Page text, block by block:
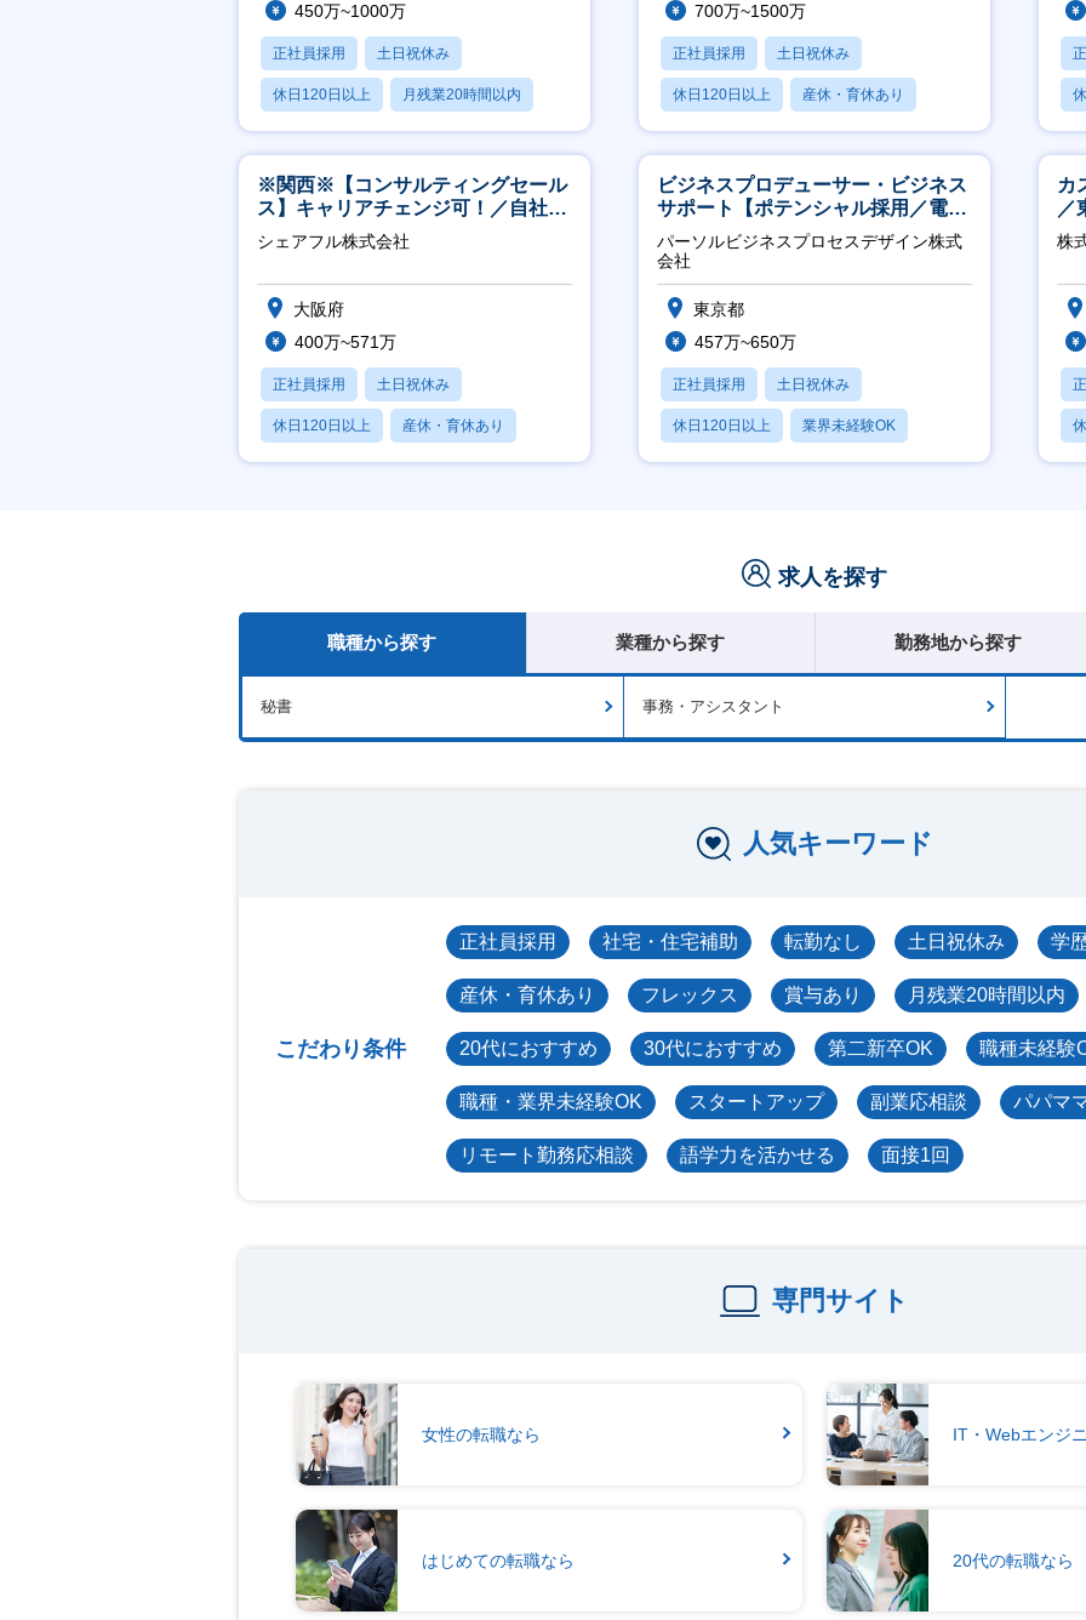
450万~1000万
正社員採用 土日祝休み
休日120日以上 月残業20時間以内
賞与あり
700万~1500万
正社員採用 土日祝休み
休日120日以上 産休・育休あり
賞与あり
※関西※【コンサルティングセール
ス】キャリアチェンジ可！／自社サ
ービス『シェアフル』の営業
シェアフル株式会社
大阪府
400万~571万
正社員採用 土日祝休み
休日120日以上 産休・育休あり
賞与あり
ビジネスプロデューサー・ビジネス
サポート【ポテンシャル採用／電
力・ガス等の民間向けプロジェクト
推進】
パーソルビジネスプロセスデザイン株式
会社
東京都
457万~650万
正社員採用 土日祝休み
休日120日以上 業界未経験OK
産休・育休あり
カ
／
株
求人を探す
職種から探す 業種から探す 勤務地から探す
秘書 事務・アシスタント
人気キーワード
こだわり条件
正社員採用 社宅・住宅補助 転勤なし 土日祝休み 学
産休・育休あり フレックス 賞与あり 月残業20時間以内
20代におすすめ 30代におすすめ 第二新卒OK 職種未経験
職種・業界未経験OK スタートアップ 副業応相談 パパマ
リモート勤務応相談 語学力を活かせる 面接1回
専門サイト
女性の転職なら IT・Webエンジ
はじめての転職なら 20代の転職なら